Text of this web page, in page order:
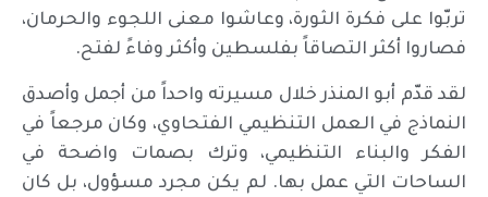
تربّوا على فكرة الثورة، وعاشوا معنى اللجوء والحرمان،
فصاروا أكثر التصاقاً بفلسطين وأكثر وفاءً لفتح.
لقد قدّم أبو المنذر خلال مسيرته واحداً من أجمل وأصدق
النماذج في العمل التنظيمي الفتحاوي، وكان مرجعاً في
الفكر والبناء التنظيمي، وترك بصمات واضحة في
الساحات التي عمل بها. لم يكن مجرد مسؤول، بل كان